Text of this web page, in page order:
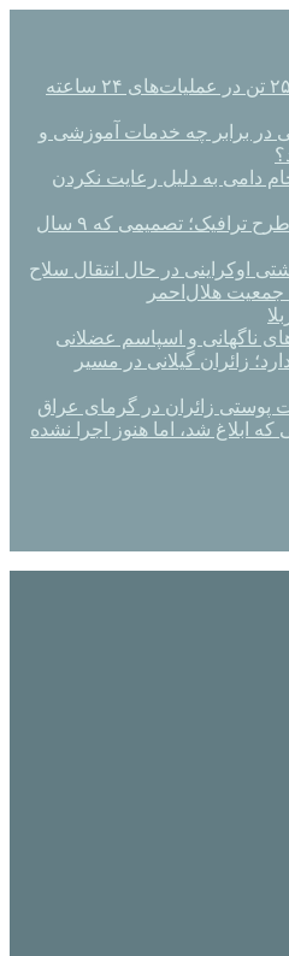
فوت ۴ نفر و مصدومیت ۲۵ تن در عملیات‌های ۲۴ ساعته
در برابر چه خدمات آموزشی و
خام دامی به دلیل رعایت نکردن
موتورسیکلت‌ها پشت درِ طرح ترافیک؛ تصمیمی که ۹ سال
هلال‌احمر
ناگهانی و اسپاسم عضلانی
زائران گیلانی در مسیر
پوستی زائران در گرمای عراق
ابلاغ شد، اما هنوز اجرا نشده